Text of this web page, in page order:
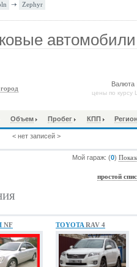
Zephyr
цены по
Объем Пробег КПП
< нет записей >
Мой гараж: (0)
простой
NF TOYOTA RAV 4